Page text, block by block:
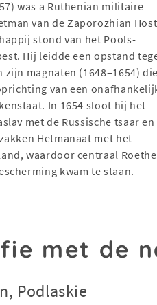
was a Ruthenian militaire
van de Zaporozhian
stond van het Pools-
Hij leidde een opstand
zijn magnaten (1648–1654) die
van een
In 1654 sloot hij het
met de Russische tsaar en
Hetmanaat met het
waardoor centraal
kwam te staan.
met de
Podlaskie